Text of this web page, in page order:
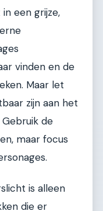
een grijze,
vinden en de
Maar let
zijn aan het
de
maar focus
is alleen
die er